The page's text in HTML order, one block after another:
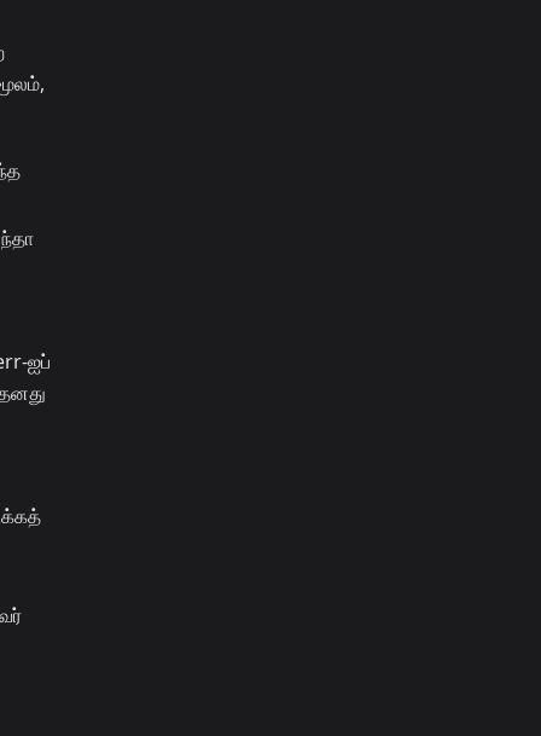
ஐப்